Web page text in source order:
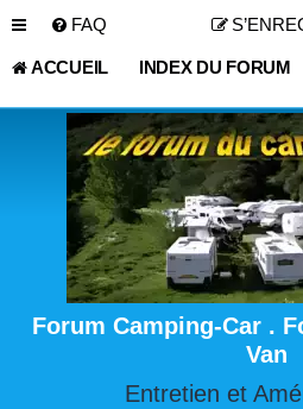
FAQ
ACCUEIL INDEX DU FORUM
Forum Camping-Car .
Van
Entretien et